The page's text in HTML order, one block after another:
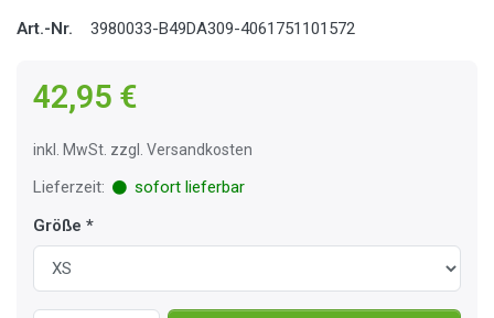
Art.-Nr. 3980033-B49DA309-4061751101572
42,95 €
inkl. MwSt. zzgl. Versandkosten
Lieferzeit:
sofort lieferbar
Größe